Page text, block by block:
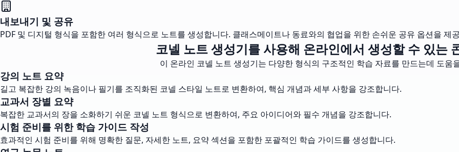
내보내기 및 공유
PDF 및 디지털 형식을 포함한 여러 형식으로 노트를 생성합니다. 클래스메이트나 동료와의 협업을 위한 손쉬운 공유 옵션을 제
코넬 노트 생성기를 사용해 온라인에서 생성할 수 있는
이 온라인 코넬 노트 생성기는 다양한 형식의 구조적인 학습 자료를 만드는데 도움
강의 노트 요약
길고 복잡한 강의 녹음이나 필기를 조직화된 코넬 스타일 노트로 변환하여, 핵심 개념과 세부 사항을 강조합니다.
교과서 장별 요약
복잡한 교과서의 장을 소화하기 쉬운 코넬 노트 형식으로 변환하여, 주요 아이디어와 필수 개념을 강조합니다.
시험 준비를 위한 학습 가이드 작성
효과적인 시험 준비를 위해 명확한 질문, 자세한 노트, 요약 섹션을 포함한 포괄적인 학습 가이드를 생성합니다.